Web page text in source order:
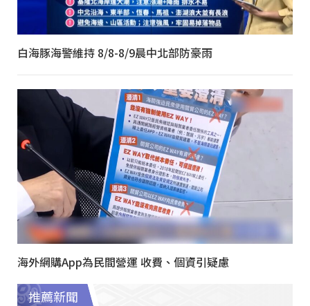
白海豚海警維持 8/8-8/9晨中北部防豪雨
海外網購App為民間營運 收費、個資引疑慮
推薦新聞